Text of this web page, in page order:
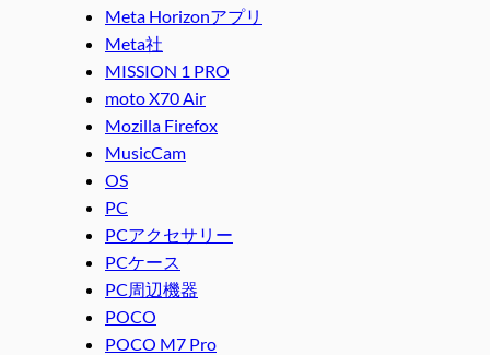
Meta Horizonアプリ
Meta社
MISSION 1 PRO
moto X70 Air
Mozilla Firefox
MusicCam
OS
PC
PCアクセサリー
PCケース
PC周辺機器
POCO
POCO M7 Pro